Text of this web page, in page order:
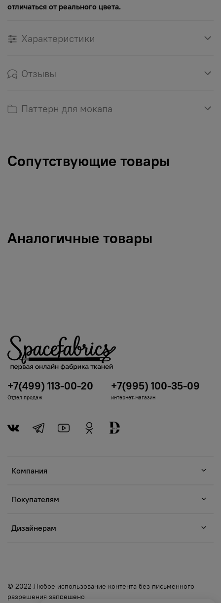
отличаться от реального цвета.
Характеристики
Отзывы
Паттерн для мокапа
Сопутствующие товары
Аналогичные товары
Компания
Покупателям
Дизайнерам
+7(499) 113-00-20
Отдел продаж
+7(995) 100-35-09
интернет-магазин
© 2022 Любое использование контента без письменного
разрешения запрещено